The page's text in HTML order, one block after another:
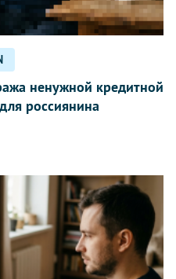
ненужной кредитной
россиянина